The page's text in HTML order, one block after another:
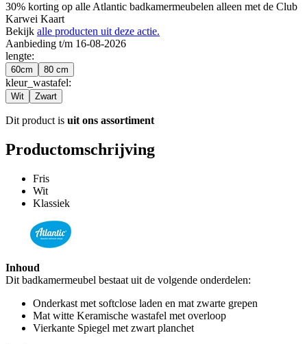
30% korting op alle Atlantic badkamermeubelen alleen met de Club
Karwei Kaart
Bekijk alle producten uit deze actie.
Aanbieding t/m 16-08-2026
lengte:
60cm 80 cm
kleur_wastafel:
Wit Zwart
Dit product is uit ons assortiment
Productomschrijving
Fris
Wit
Klassiek
Inhoud
Dit badkamermeubel bestaat uit de volgende onderdelen:
Onderkast met softclose laden en mat zwarte grepen
Mat witte Keramische wastafel met overloop
Vierkante Spiegel met zwart planchet